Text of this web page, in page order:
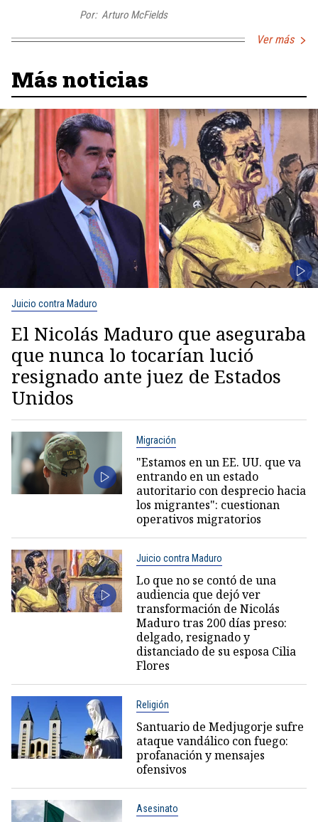
Por: Arturo McFields
Ver más
Más noticias
Juicio contra Maduro
El Nicolás Maduro que aseguraba
que nunca lo tocarían lució
resignado ante juez de Estados
Unidos
Migración
"Estamos en un EE. UU. que va
entrando en un estado
autoritario con desprecio hacia
los migrantes": cuestionan
operativos migratorios
Juicio contra Maduro
Lo que no se contó de una
audiencia que dejó ver
transformación de Nicolás
Maduro tras 200 días preso:
delgado, resignado y
distanciado de su esposa Cilia
Flores
Religión
Santuario de Medjugorje sufre
ataque vandálico con fuego:
profanación y mensajes
ofensivos
Asesinato